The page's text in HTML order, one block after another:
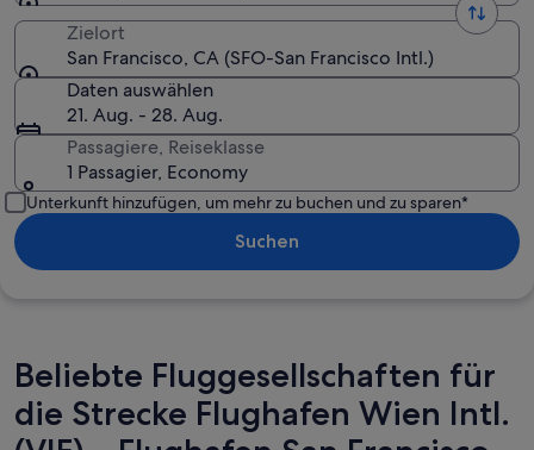
Zielort
San Francisco, CA (SFO-San Francisco Intl.)
Daten auswählen
21. Aug. - 28. Aug.
Passagiere, Reiseklasse
1 Passagier, Economy
Unterkunft hinzufügen, um mehr zu buchen und zu sparen*
Suchen
Beliebte Fluggesellschaften für
die Strecke Flughafen Wien Intl.